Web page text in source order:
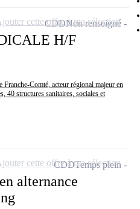
H/F
Comté, acteur régional majeur en
40 structures sanitaires, sociales et
CDDNon renseigné
cette offre à ma sélection
alternance
CDDTemps plein
cette offre à ma sélection